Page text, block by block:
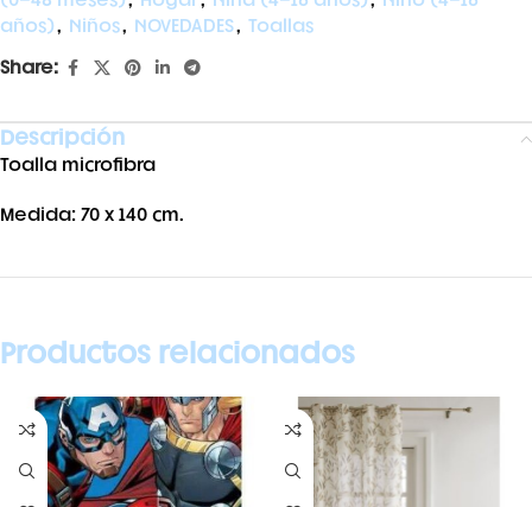
años), Niños, NOVEDADES, Toallas
Share:
Descripción
Toalla microfibra
Medida: 70 x 140 cm.
Productos relacionados